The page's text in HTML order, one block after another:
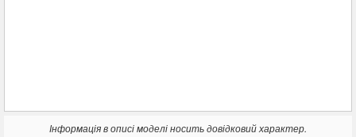
Інформація в описі моделі носить довідковий характер.